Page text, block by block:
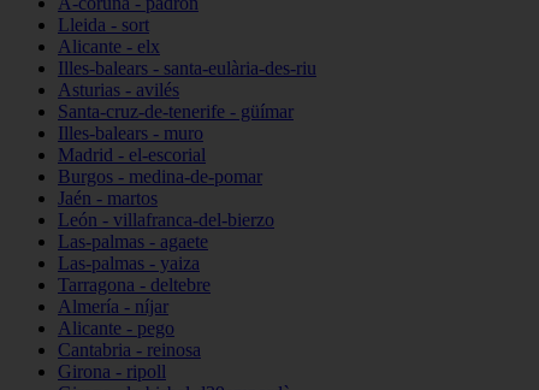
Lleida - sort
Alicante - elx
Illes-balears - santa-eulària-des-riu
Asturias - avilés
Santa-cruz-de-tenerife - güímar
Illes-balears - muro
Madrid - el-escorial
Burgos - medina-de-pomar
Jaén - martos
León - villafranca-del-bierzo
Las-palmas - agaete
Las-palmas - yaiza
Tarragona - deltebre
Almería - níjar
Alicante - pego
Cantabria - reinosa
Girona - ripoll